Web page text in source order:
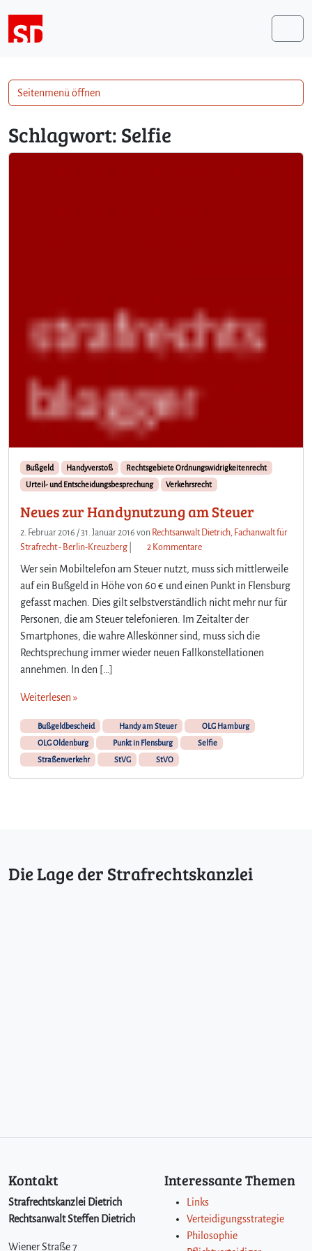
Schlagwort: Selfie
Bußgeld Handyverstoß
Rechtsgebiete Ordnungswidrigkeitenrecht
Urteil- und Entscheidungsbesprechung
Verkehrsrecht
Neues zur Handynutzung am Steuer
2. Februar 2016 /31. Januar 2016 von Rechtsanwalt Dietrich, Fachanwalt für
Strafrecht - Berlin-Kreuzberg
2 Kommentarez
e
u
e
s
z
n
d
y
u
a
Wer sein Mobiltelefon am Steuer nutzt, muss sich mittlerweile
auf ein Bußgeld in Höhe von 60 € und einen Punkt in Flensburg
gefasst machen. Dies gilt selbstverständlich nicht mehr nur für
Personen, die am Steuer telefonieren. Im Zeitalter der
Smartphones, die wahre Alleskönner sind, muss sich die
Rechtsprechung immer wieder neuen Fallkonstellationen
annehmen. In den […]
Weiterlesen »
Bußgeldbescheid Handy am Steuer
OLG Hamburg
OLG Oldenburg
Punkt in Flensburg
Selfie
Straßenverkehr
StVG StVO
Seitenmenü öffnen
Die Lage der Strafrechtskanzlei
Kontakt
Strafrechtskanzlei Dietrich
Rechtsanwalt Steffen Dietrich
Wiener Straße 7
Interessante Themen
Links
Verteidigungsstrategie
Philosophie